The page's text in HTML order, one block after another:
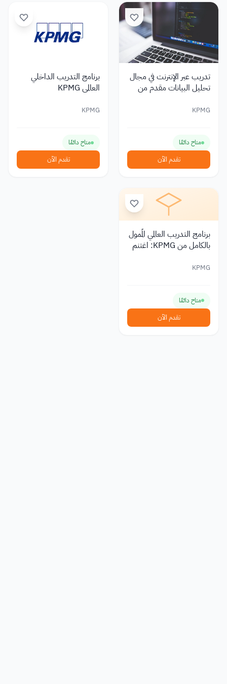
تدريب عبر الإنترنت في مجال
تحليل البيانات مقدم من
KPMG
متاح دائمًا
تقدم الآن
برنامج التدريب الداخلي
العالمي KPMG
KPMG
متاح دائمًا
تقدم الآن
برنامج التدريب العالمي المُمول
بالكامل من KPMG: اغتنم
KPMG
متاح دائمًا
تقدم الآن